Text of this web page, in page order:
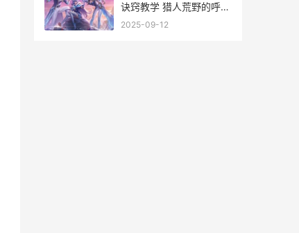
诀窍教学 猎人荒野的呼唤
英文名
2025-09-12